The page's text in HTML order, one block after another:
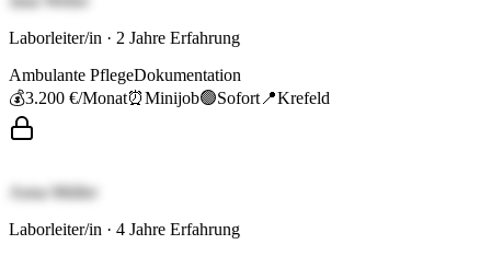
Laborleiter/in · 2 Jahre Erfahrung
Ambulante PflegeDokumentation
💰3.200 €/Monat⏰Minijob🟢Sofort 📍Krefeld
Anna Müller
Laborleiter/in · 4 Jahre Erfahrung